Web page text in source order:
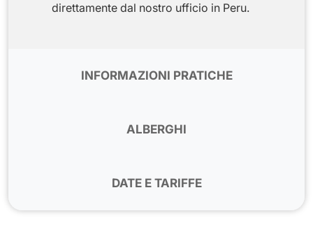
direttamente dal nostro ufficio in Peru.
INFORMAZIONI PRATICHE
visitano si trova in altitudine (Arequipa 2400 m,
Clima-la stagione secca va da maggio a
ALBERGHI
similare
DATE E TARIFFE